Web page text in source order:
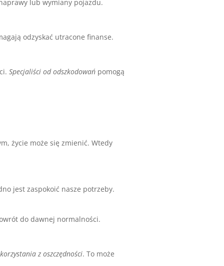
lub wymiany pojazdu.
odzyskać utracone finanse.
Specjaliści od odszkodowań pomogą
życie może się zmienić. Wtedy
jest zaspokoić nasze potrzeby.
do dawnej normalności.
korzystania z oszczędności. To może